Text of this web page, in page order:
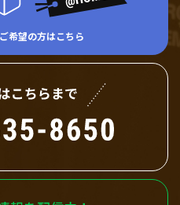
希望の方はこちら